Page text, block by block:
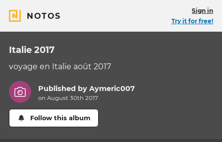
NOTOS
Sign in
Try it for free!
Italie 2017
voyage en Italie août 2017
Published byAymeric007
on August 30th 2017
Follow this album